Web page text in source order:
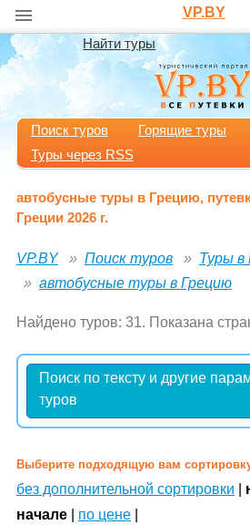
VP.BY
Найти туры
Поиск туров Горящие туры
Туры через RSS
автобусные туры в Грецию,
Греции 2026 г.
VP.BY Поиск туров
Туры в
автобусные туры в Грецию
Найдено туров: 31. Показана
Поиск по тексту и другие
туров
Выберите подходящую вам
без дополнительной сортировки
начале
по цене